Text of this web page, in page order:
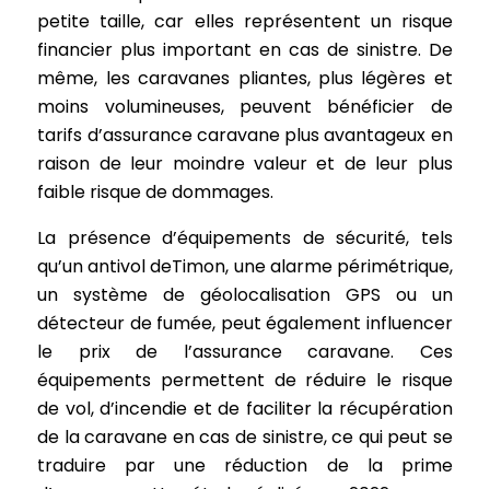
petite taille, car elles représentent un risque
financier plus important en cas de sinistre. De
même, les caravanes pliantes, plus légères et
moins volumineuses, peuvent bénéficier de
tarifs d’assurance caravane plus avantageux en
raison de leur moindre valeur et de leur plus
faible risque de dommages.
La présence d’équipements de sécurité, tels
qu’un antivol deTimon, une alarme périmétrique,
un système de géolocalisation GPS ou un
détecteur de fumée, peut également influencer
le prix de l’assurance caravane. Ces
équipements permettent de réduire le risque
de vol, d’incendie et de faciliter la récupération
de la caravane en cas de sinistre, ce qui peut se
traduire par une réduction de la prime